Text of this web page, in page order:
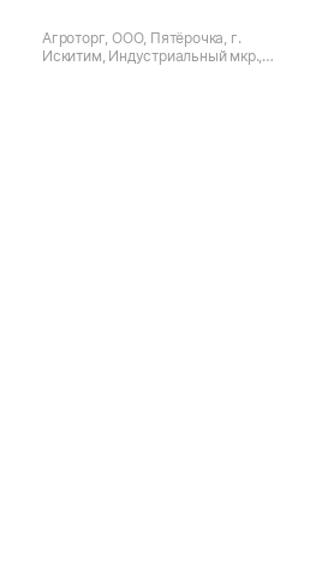
Агроторг, ООО, Пятёрочка, г.
Искитим, Индустриальный мкр.,